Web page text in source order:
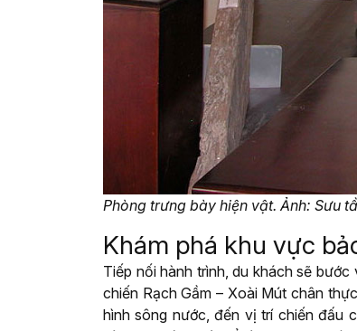
Phòng trưng bày hiện vật. Ảnh: Sưu
Khám phá khu vực
Tiếp nối hành trình, du khách sẽ
chiến Rạch Gầm – Xoài Mút chân
hình sông nước, đến vị trí chiến đấu